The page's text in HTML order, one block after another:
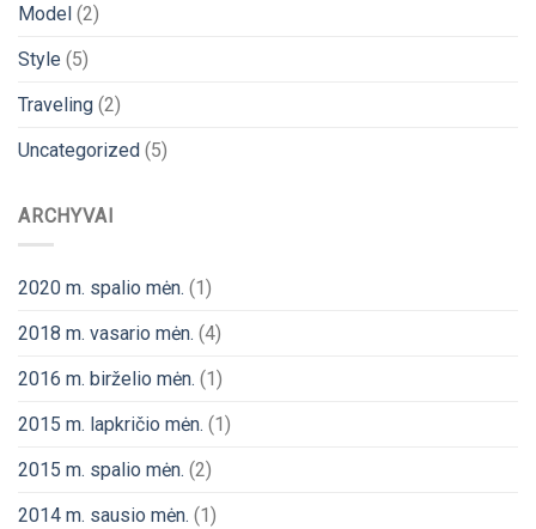
Model (2)
Style (5)
Traveling (2)
Uncategorized (5)
ARCHYVAI
2020 m. spalio mėn. (1)
2018 m. vasario mėn. (4)
2016 m. birželio mėn. (1)
2015 m. lapkričio mėn. (1)
2015 m. spalio mėn. (2)
2014 m. sausio mėn. (1)